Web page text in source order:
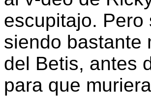
escupitajo.
siendo bastante
del Betis, antes
para que